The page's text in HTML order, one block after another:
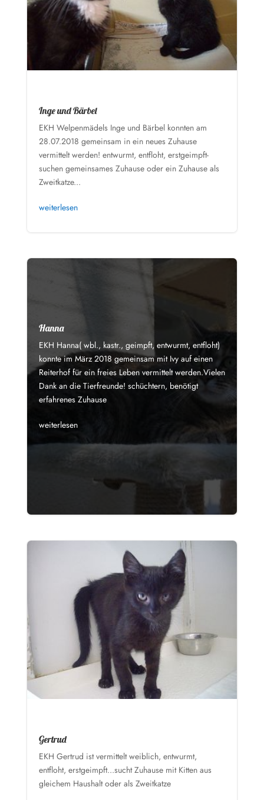
Inge und Bärbel
EKH Welpenmädels Inge und Bärbel konnten am
28.07.2018 gemeinsam in ein neues Zuhause
vermittelt werden! entwurmt, entfloht, erstgeimpft-
suchen gemeinsames Zuhause oder ein Zuhause als
Zweitkatze...
weiterlesen
Hanna
EKH Hanna( wbl., kastr., geimpft, entwurmt, entfloht)
konnte im März 2018 gemeinsam mit Ivy auf einen
Reiterhof für ein freies Leben vermittelt werden.Vielen
Dank an die Tierfreunde! schüchtern, benötigt
erfahrenes Zuhause
weiterlesen
Gertrud
EKH Gertrud ist vermittelt weiblich, entwurmt,
entfloht, erstgeimpft...sucht Zuhause mit Kitten aus
gleichem Haushalt oder als Zweitkatze